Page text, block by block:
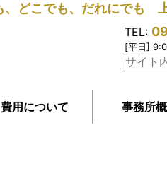
、どこでも、だれにでも
TEL:
[平日]
費用について 事務所